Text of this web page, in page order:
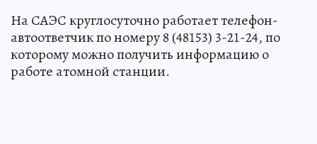
На САЭС круглосуточно работает телефон-
автоответчик по номеру 8 (48153) 3-21-24, по
которому можно получить информацию о
работе атомной станции.